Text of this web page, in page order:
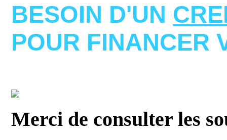
BESOIN D'UN
POUR FINANCER
Merci de consulter les